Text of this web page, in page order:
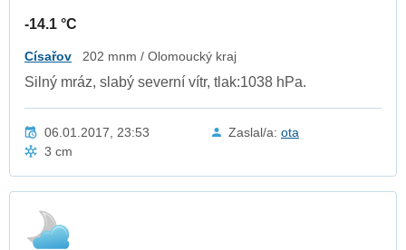
-14.1 °C
Císařov 202 mnm / Olomoucký kraj
Silný mráz, slabý severní vítr, tlak:1038 hPa.
06.01.2017, 23:53 Zaslal/a: ota
3 cm